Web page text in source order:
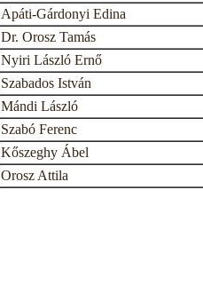
Apáti-Gárdonyi Edina
Dr. Orosz Tamás
Nyiri László Ernő
Szabados István
Mándi László
Szabó Ferenc
Kőszeghy Ábel
Orosz Attila